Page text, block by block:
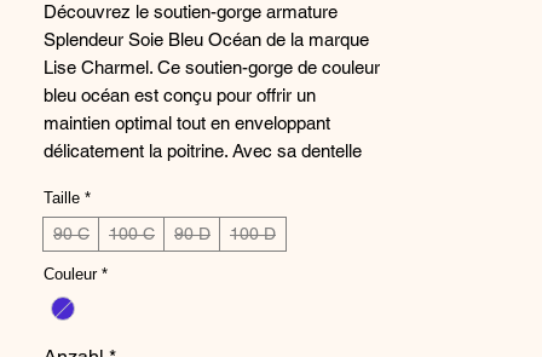
Découvrez le soutien-gorge armature
Splendeur Soie Bleu Océan de la marque
Lise Charmel. Ce soutien-gorge de couleur
bleu océan est conçu pour offrir un
maintien optimal tout en enveloppant
délicatement la poitrine. Avec sa dentelle
gorge est à la fois élégant et confortable.
Parfait pour toutes les occasions, il
cet incontournable de la lingerie haut de
gamme.
Taille *
90 C 100 C 90 D 100 D
Couleur *